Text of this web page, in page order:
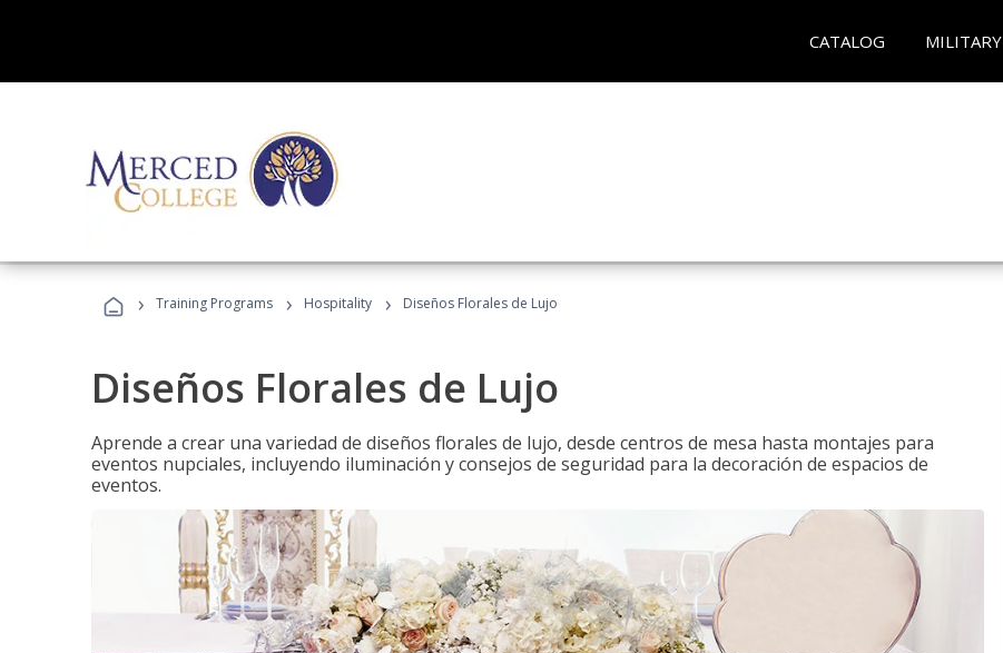
CATALOG MILITARY
› Training Programs › Hospitality › Diseños Florales de Lujo
Diseños Florales de Lujo
Aprende a crear una variedad de diseños florales de lujo, desde centros de mesa hasta montajes para
eventos nupciales, incluyendo iluminación y consejos de seguridad para la decoración de espacios de
eventos.